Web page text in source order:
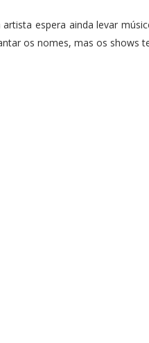
espera ainda levar
os nomes, mas os shows